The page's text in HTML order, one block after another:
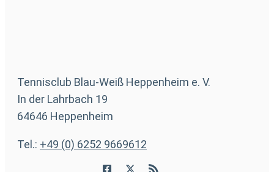
Tennisclub Blau-Weiß Heppenheim e. V.
In der Lahrbach 19
64646 Heppenheim
Tel.: +49 (0) 6252 9669612